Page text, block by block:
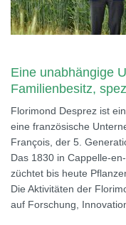
Eine unabhängige
Familienbesitz,
Florimond Desprez ist
eine französische
François, der 5.
Das 1830 in Cappelle-
züchtet bis heute
Die Aktivitäten der
auf Forschung,